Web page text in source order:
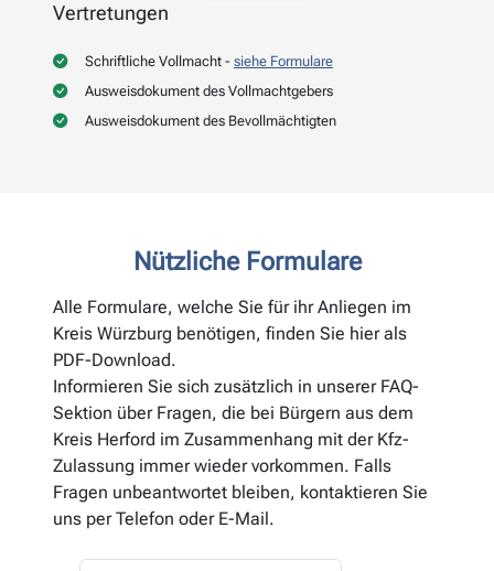
Vertretungen
Schriftliche Vollmacht - siehe Formulare
Ausweisdokument des Vollmachtgebers
Ausweisdokument des Bevollmächtigten
Nützliche Formulare
Alle Formulare, welche Sie für ihr Anliegen im
Kreis Würzburg benötigen, finden Sie hier als
PDF-Download.
Informieren Sie sich zusätzlich in unserer FAQ-
Sektion über Fragen, die bei Bürgern aus dem
Kreis Herford im Zusammenhang mit der Kfz-
Zulassung immer wieder vorkommen. Falls
Fragen unbeantwortet bleiben, kontaktieren Sie
uns per Telefon oder E-Mail.